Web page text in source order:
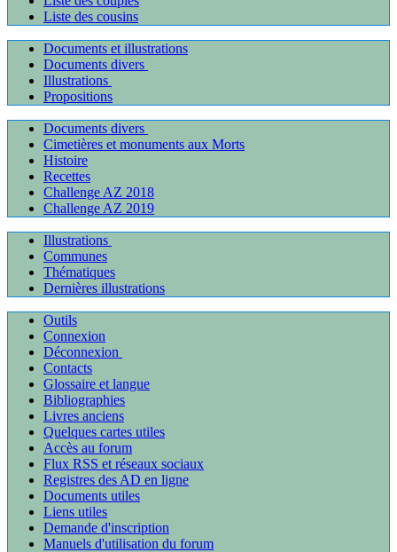
Liste des cousins
Documents et illustrations
Documents divers
Illustrations
Propositions
Documents divers
Cimetières et monuments aux Morts
Histoire
Recettes
Challenge AZ 2018
Challenge AZ 2019
Illustrations
Communes
Thématiques
Dernières illustrations
Outils
Connexion
Déconnexion
Contacts
Glossaire et langue
Bibliographies
Livres anciens
Quelques cartes utiles
Accès au forum
Flux RSS et réseaux sociaux
Registres des AD en ligne
Documents utiles
Liens utiles
Demande d'inscription
Manuels d'utilisation du forum